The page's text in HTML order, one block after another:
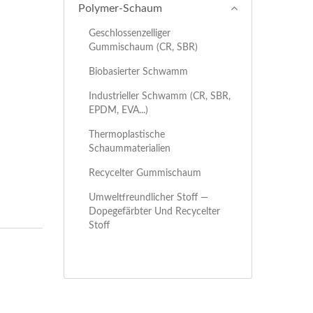
Polymer-Schaum
Geschlossenzelliger
Gummischaum (CR, SBR)
Biobasierter Schwamm
Industrieller Schwamm (CR, SBR,
EPDM, EVA...)
Thermoplastische
Schaummaterialien
Recycelter Gummischaum
Umweltfreundlicher Stoff —
Dopegefärbter Und Recycelter
Stoff